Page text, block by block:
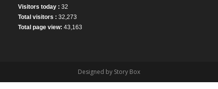
Visitors today :32
Total visitors :32,273
Total page view:43,163
Designed by Story Box